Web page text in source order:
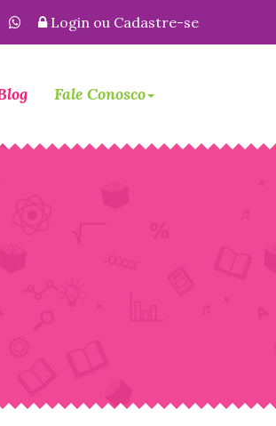
Login ou Cadastre-se
Fale Conosco